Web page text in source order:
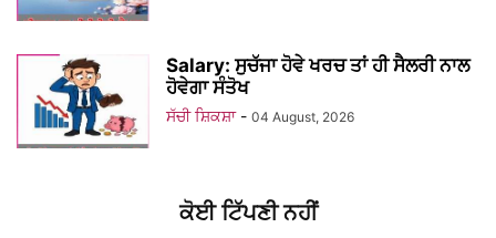
Salary: ਸੁਚੱਜਾ ਹੋਵੇ ਖਰਚ ਤਾਂ ਹੀ ਸੈਲਰੀ ਨਾਲ
ਹੋਵੇਗਾ ਸੰਤੋਖ
ਸੱਚੀ ਸ਼ਿਕਸ਼ਾ - 04 August, 2026
ਕੋਈ ਟਿੱਪਣੀ ਨਹੀਂ